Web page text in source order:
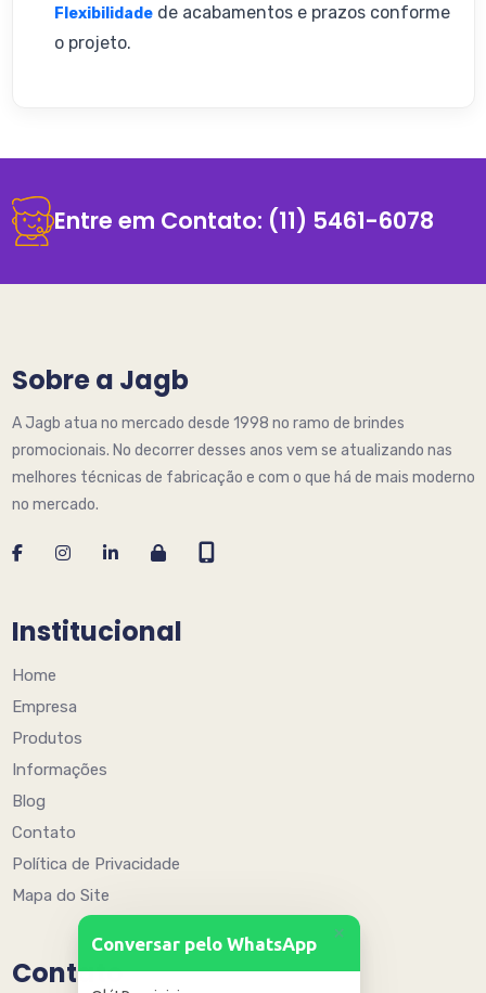
Flexibilidade de acabamentos e prazos conforme
o projeto.
Entre em Contato: (11) 5461-6078
Sobre a Jagb
A Jagb atua no mercado desde 1998 no ramo de brindes
promocionais. No decorrer desses anos vem se atualizando nas
melhores técnicas de fabricação e com o que há de mais moderno
no mercado.
Institucional
Home
Empresa
Produtos
Informações
Blog
Contato
Política de Privacidade
Mapa do Site
Contato
+
Conversar pelo WhatsApp